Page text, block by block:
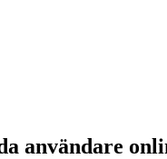
användare